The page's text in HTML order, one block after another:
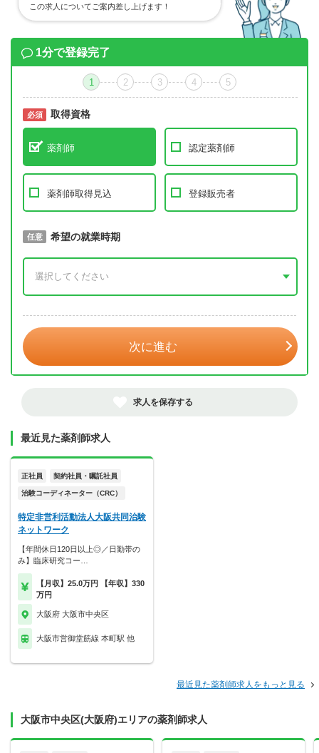
この求人についてご案内差し上げます！
1分で登録完了
1 2 3 4 5
必須 取得資格
薬剤師 認定薬剤師
薬剤師取得見込 登録販売者
必須 取得予定年
任意 希望の就業時期
次に進む
求人を保存する
最近見た薬剤師求人
正社員 契約社員・嘱託社員
治験コーディネーター（CRC）
特定非営利活動法人大阪共同治験
ネットワーク
【年間休日120日以上◎／日勤帯の
み】臨床研究コー…
【月収】25.0万円 【年収】330
万円
大阪府 大阪市中央区
大阪市営御堂筋線 本町駅 他
最近見た薬剤師求人をもっと見る
大阪市中央区(大阪府)エリアの薬剤師求人